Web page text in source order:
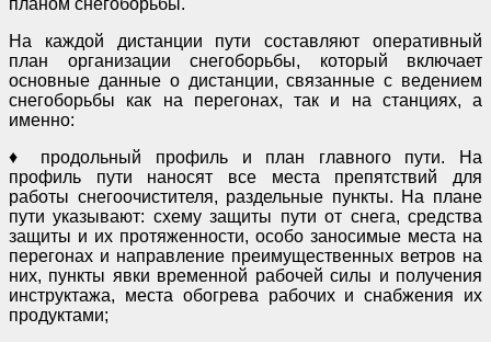
планом снегоборьбы.
На каждой дистанции пути составляют оперативный
план организации снегоборьбы, который включает
основные данные о дистанции, связанные с ведением
снегоборьбы как на перегонах, так и на станциях, а
именно:
♦ продольный профиль и план главного пути. На
профиль пути наносят все места препятствий для
работы снегоочистителя, раздельные пункты. На плане
пути указывают: схему защиты пути от снега, средства
защиты и их протяженности, особо заносимые места на
перегонах и направление преимущественных ветров на
них, пункты явки временной рабочей силы и получения
инструктажа, места обогрева рабочих и снабжения их
продуктами;